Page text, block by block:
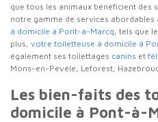
que tous les animaux bénéficient
notre gamme de services abordables
à domicile à Pont-à-Marcq, tels que
plus, votre toiletteuse à domicile à
également ses toilettages canins et
Mons-en-Pévèle, Leforest,
Les bien-faits des
domicile à Pont-à-